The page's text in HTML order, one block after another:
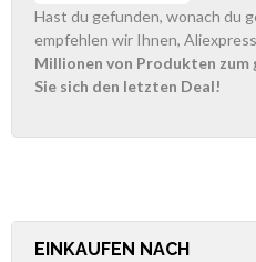
Hast du gefunden, wonach du
empfehlen wir Ihnen,
Millionen von Produkten zum
Sie sich den letzten Deal!
EINKAUFEN NACH